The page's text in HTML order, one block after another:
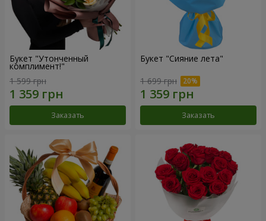
Букет "Утонченный
комплимент!"
1 599 грн
Заказать
Букет "Сияние лета"
1 699 грн
Заказать